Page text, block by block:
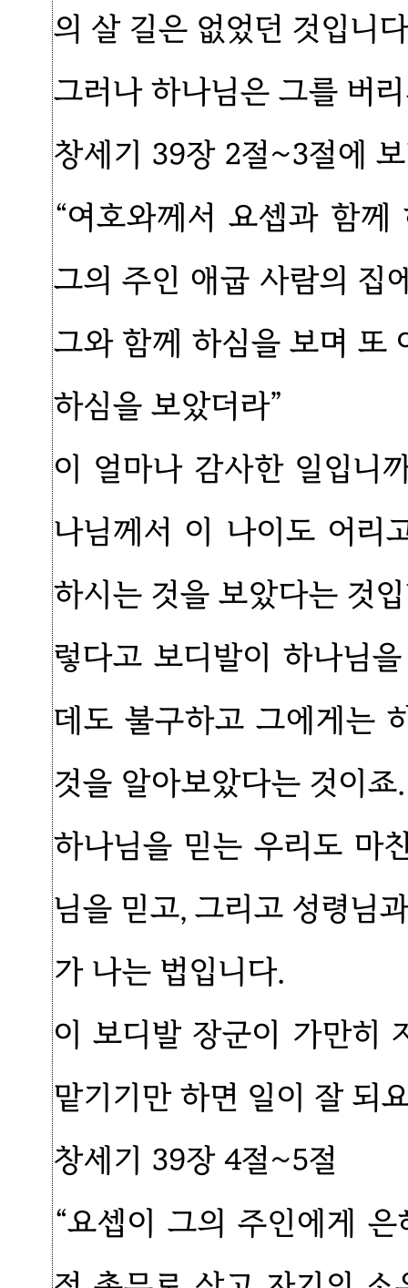
의 살 길은 없었던 것입니
그러나 하나님은 그를 버
창세기 39장 2절~3절에
“여호와께서 요셉과 함
그의 주인 애굽 사람의 집
그와 함께 하심을 보며 또
하심을 보았더라”
이 얼마나 감사한 일입니
나님께서 이 나이도 어리
하시는 것을 보았다는 것
렇다고 보디발이 하나님
데도 불구하고 그에게는
것을 알아보았다는 것이죠.
하나님을 믿는 우리도 마
님을 믿고, 그리고 성령님
가 나는 법입니다.
이 보디발 장군이 가만히
맡기기만 하면 일이 잘 되
창세기 39장 4절~5절
“요셉이 그의 주인에게